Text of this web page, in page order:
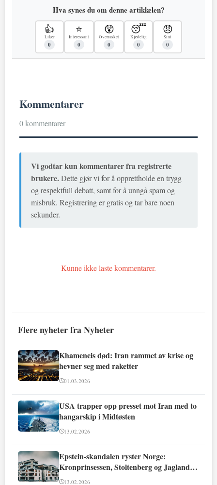
Hva synes du om denne artikkelen?
👍
Liker
0
⭐
Interessant
0
😲
Overrasket
0
😴
Kjedelig
0
😠
Sint
0
Kommentarer
0 kommentarer
Vi godtar kun kommentarer fra registrerte
brukere.Dette gjør vi for å opprettholde en trygg
og respektfull debatt, samt for å unngå spam og
misbruk. Registrering er gratis og tar bare noen
sekunder.
Kunne ikke laste kommentarer.
Flere nyheter fra Nyheter
Khameneis død: Iran rammet av krise og
hevner seg med raketter
01.03.2026
USA trapper opp presset mot Iran med to
hangarskip i Midtøsten
13.02.2026
Epstein-skandalen ryster Norge:
Kronprinsessen, Stoltenberg og Jagland
involvert
13.02.2026